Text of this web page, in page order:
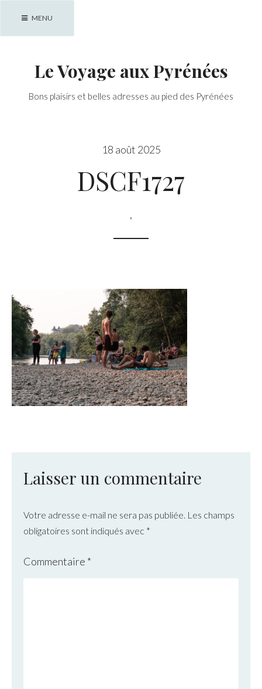
MENU
Le Voyage aux Pyrénées
Bons plaisirs et belles adresses au pied des Pyrénées
18 août 2025
DSCF1727
,
Laisser un commentaire
Votre adresse e-mail ne sera pas publiée. Les champs
obligatoires sont indiqués avec *
Commentaire *